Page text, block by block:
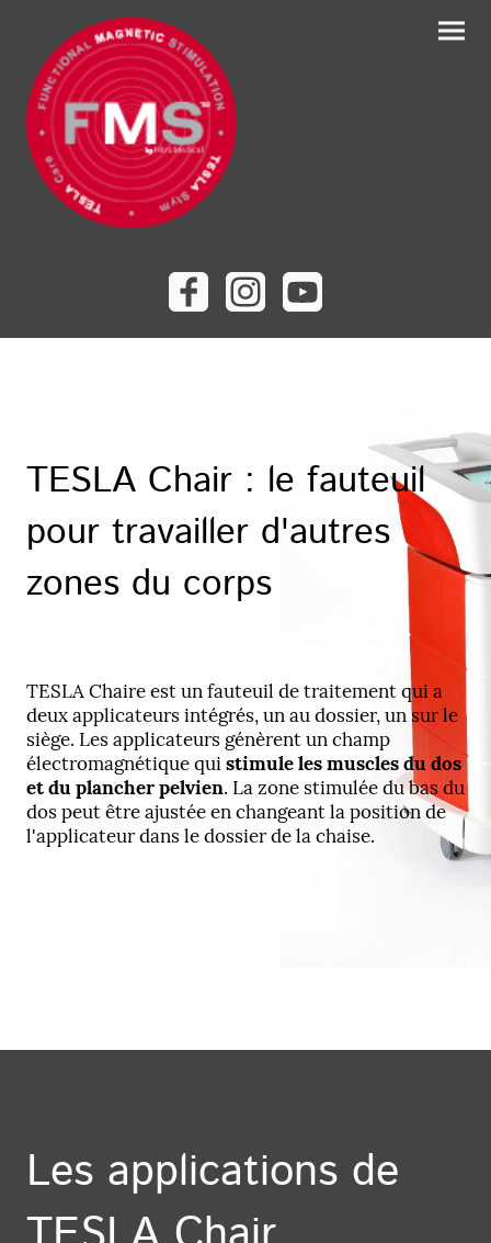
TESLA Chair : le fauteuil
pour travailler d'autres
zones du corps
TESLA Chaire est un fauteuil de traitement qui a
deux applicateurs intégrés, un au dossier, un sur le
siège. Les applicateurs génèrent un champ
électromagnétique quistimule les muscles du dos
et du plancher pelvien. La zone stimulée du bas du
dos peut être ajustée en changeant la position de
l'applicateur dans le dossier de la chaise.
Les applications de